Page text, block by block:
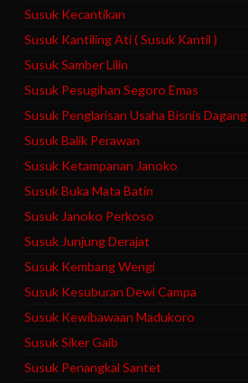
Susuk Kecantikan
Susuk Kantiling Ati ( Susuk Kantil )
Susuk Samber Lilin
Susuk Pesugihan Segoro Emas
Susuk Penglarisan Usaha Bisnis Dagang
Susuk Balik Perawan
Susuk Ketampanan Janoko
Susuk Buka Mata Batin
Susuk Janoko Perkoso
Susuk Junjung Derajat
Susuk Kembang Wengi
Susuk Kesuburan Dewi Campa
Susuk Kewibawaan Madukoro
Susuk Siker Gaib
Susuk Penangkal Santet